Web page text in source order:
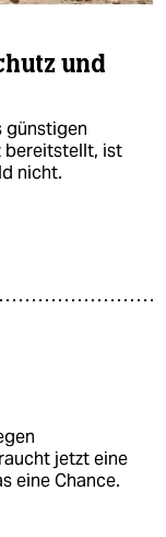
und
günstigen
bereitstellt, ist
nicht.
jetzt eine
eine Chance.